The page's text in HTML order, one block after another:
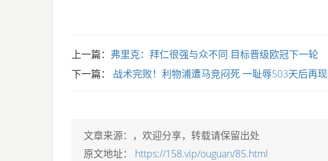
上一篇： 弗里克：拜仁很强与众不同 目标晋级欧冠下一轮
下一篇：
战术完败！利物浦遭马竞闷死 一耻辱503天后再现
文章来源：
，欢迎分享，转载请保留出处
原文地址：
https://158.vip/ouguan/85.html